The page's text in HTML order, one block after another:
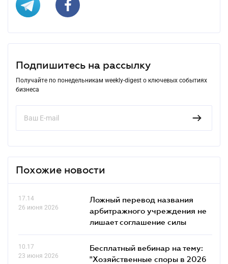
Подпишитесь на рассылку
Получайте по понедельникам weekly-digest о ключевых событиях
бизнеса
Похожие новости
17.14
26 июня 2026
Ложный перевод названия
арбитражного учреждения не
лишает соглашение силы
10.17
23 июня 2026
Бесплатный вебинар на тему:
"Хозяйственные споры в 2026